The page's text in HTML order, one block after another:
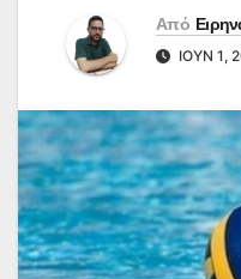
Από
ΙΟΎΝ 1,